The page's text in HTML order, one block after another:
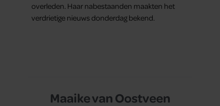
overleden. Haar nabestaanden maakten het
verdrietige nieuws donderdag bekend.
Maaike van Oostveen